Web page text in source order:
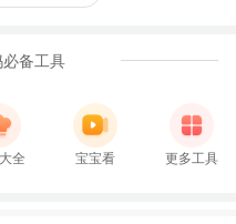
备工具
全 宝宝看 更多工具